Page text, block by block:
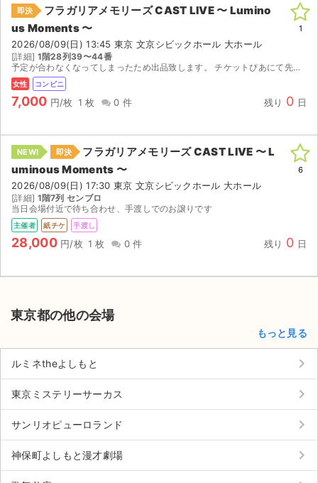
即決
フラガリアメモリーズ CAST LIVE 〜 Lumino
us Moments 〜
2026/08/09(日) 13:45 東京 文京シビックホール 大ホール
[詳細] 1階28列39〜44番
予定が合わなくなってしまったため出品致します。 チケットぴあにて先行抽選、アップグレードなし。
女性 コンビニ
7,000 円/枚 1 枚 0 件 残り 0 日
1
NEW! 即決
フラガリアメモリーズ CAST LIVE 〜 L
uminous Moments 〜
2026/08/09(日) 17:30 東京 文京シビックホール 大ホール
[詳細] 1階7列 センブロ
当日会場付近で待ち合わせ、手渡しでのお譲りです
主催者 紙チケ 手渡し
28,000 円/枚 1 枚 0 件 残り 0 日
6
東京都の他の会場
もっと見る
ルミネtheよしもと keyboard_arrow_right
東京ミステリーサーカス keyboard_arrow_right
サンリオピューロランド keyboard_arrow_right
神保町よしもと漫才劇場 keyboard_arrow_right